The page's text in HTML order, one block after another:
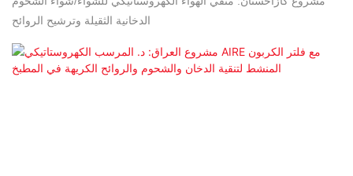
الدخانية الثقيلة وترشيح الروائح